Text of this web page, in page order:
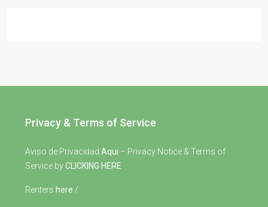
Privacy & Terms of Service
Aviso de Privacidad Aqui – Privacy Notice & Terms of
Service byCLICKING HERE
Renters here /